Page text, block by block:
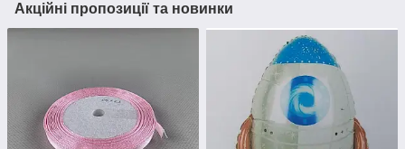
Акційні пропозиції та новинки